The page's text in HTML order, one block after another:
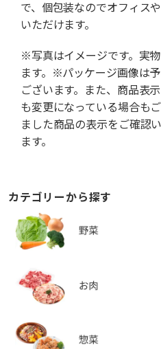
で、個包装なのでオフィス
いただけます。
※写真はイメージです。実
ます。※パッケージ画像は
ございます。また、商品表
も変更になっている場合も
ました商品の表示をご確認
ます。
カテゴリーから探す